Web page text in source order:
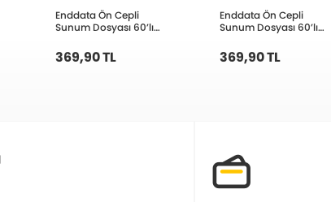
Enddata Ön Cepli
Sunum Dosyası 60’lı
369,90 TL
Enddata Ön Cepli
Sunum Dosyası 60’lı
369,90 TL